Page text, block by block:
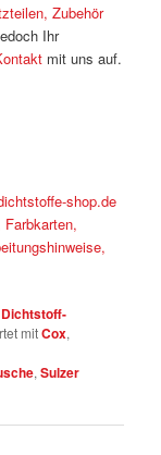
Zubehör
Ihr
mit uns auf.
shop.de
mitCox,
,Sulzer